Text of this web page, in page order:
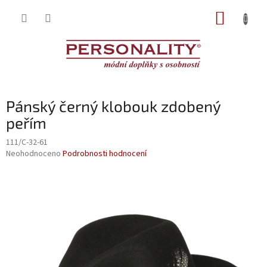
Pánský černý klobouk zdobený
peřím
111/C-32-61
Průměrné
Neohodnoceno Podrobnosti hodnocení